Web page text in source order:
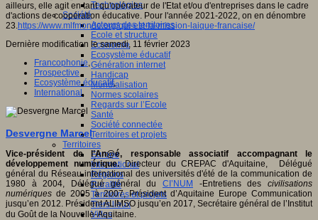
Technologies
Société
Acteurs des territoires
Ecole et structure
Economie
Ecosystème éducatif
Génération internet
Handicap
Mondialisation
Normes scolaires
Regards sur l’Ecole
Santé
Société connectée
Territoires et projets
Territoires
Europe
International
Régions
Ruralité
Territoires et projets
Tiers lieux
Villes
ailleurs, elle agit en tant qu'opérateur de l'Etat et/ou d'entreprises dans le cadre
d'actions de coopération éducative. Pour l'année 2021-2022, on en dénombre
23. https://www.mlfmonde.org/qui-est-la-mission-laique-francaise/
Dernière modification le samedi, 11 février 2023
Francophonie
Prospective ,
Ecosystème éducatif,
International,
Desvergne Marcel
Vice-président de l’An@é, responsable associatif accompagnant le
développement numérique.Directeur du CREPAC d'Aquitaine, Délégué
général du Réseau international des universités d'été de la communication de
1980 à 2004, Délégué général du CI’NUM -Entretiens des civilisations
numériques de 2005 à 2007, Président d’Aquitaine Europe Communication
jusqu’en 2012. Président ALIMSO jusqu’en 2017, Secrétaire général de l’Institut
du Goût de la Nouvelle-Aquitaine.